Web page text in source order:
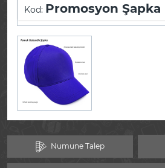
Kod: Promosyon Şapka
Numune Talep